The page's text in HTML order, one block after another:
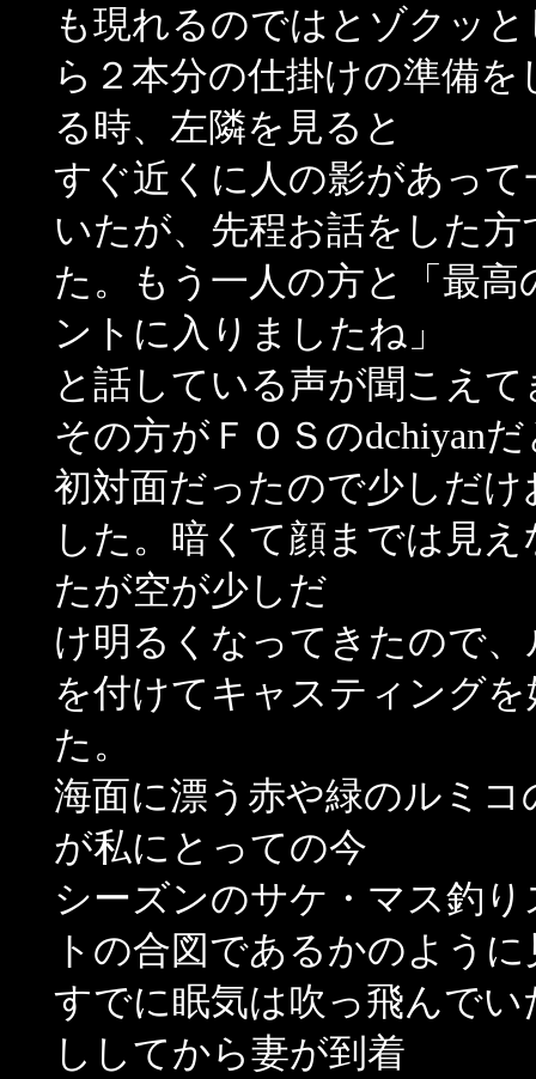
も現れるのではとゾクッ
ら２本分の仕掛けの準備を
る時、左隣を見ると
すぐ近くに人の影があって
いたが、先程お話をした方
た。もう一人の方と「最高
ントに入りましたね」
と話している声が聞こえて
その方がＦＯＳのdchiyan
初対面だったので少しだけ
した。暗くて顔までは見え
たが空が少しだ
け明るくなってきたので
を付けてキャスティングを
た。
海面に漂う赤や緑のルミコ
が私にとっての今
シーズンのサケ・マス釣り
トの合図であるかのよう
すでに眠気は吹っ飛んでい
ししてから妻が到着